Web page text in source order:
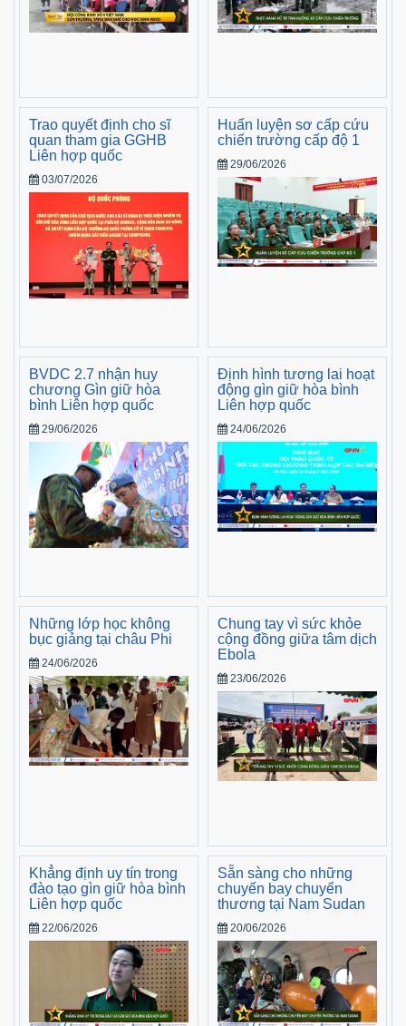
Trao quyết định cho sĩ
quan tham gia GGHB
Liên hợp quốc
03/07/2026
Huấn luyện sơ cấp cứu
chiến trường cấp độ 1
29/06/2026
BVDC 2.7 nhận huy
chương Gìn giữ hòa
bình Liên hợp quốc
29/06/2026
Định hình tương lai hoạt
động gìn giữ hòa bình
Liên hợp quốc
24/06/2026
Những lớp học không
bục giảng tại châu Phi
24/06/2026
Chung tay vì sức khỏe
cộng đồng giữa tâm dịch
Ebola
23/06/2026
Khẳng định uy tín trong
đào tạo gìn giữ hòa bình
Liên hợp quốc
22/06/2026
Sẵn sàng cho những
chuyến bay chuyển
thương tại Nam Sudan
20/06/2026